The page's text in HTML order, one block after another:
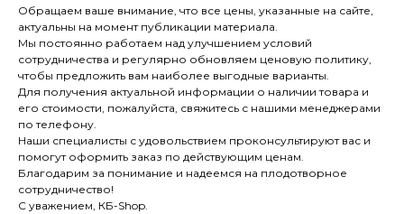
Обращаем ваше внимание, что все цены, указанные на сайте,
актуальны на момент публикации материала.
Мы постоянно работаем над улучшением условий
сотрудничества и регулярно обновляем ценовую политику,
чтобы предложить вам наиболее выгодные варианты.
Для получения актуальной информации о наличии товара и
его стоимости, пожалуйста, свяжитесь с нашими менеджерами
по телефону.
Наши специалисты с удовольствием проконсультируют вас и
помогут оформить заказ по действующим ценам.
Благодарим за понимание и надеемся на плодотворное
сотрудничество!
С уважением, КБ-Shop.